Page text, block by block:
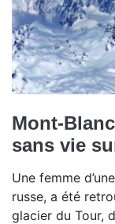
Mont-
sans vie
Une femme
russe, a été
glacier du Tour,